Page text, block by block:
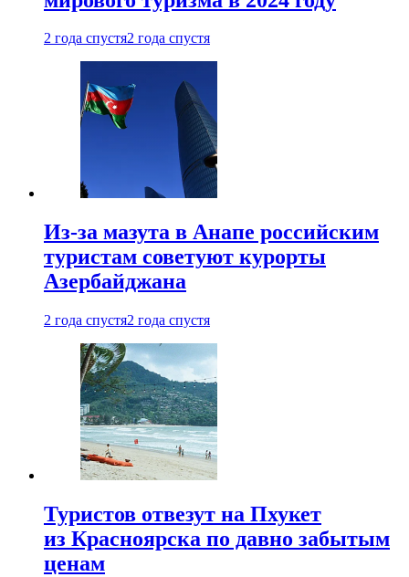
2 года спустя2 года спустя
Из-за мазута в Анапе российским
туристам советуют курорты
Азербайджана
2 года спустя2 года спустя
Туристов отвезут на Пхукет
из Красноярска по давно забытым
ценам